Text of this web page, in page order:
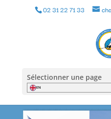
02 31 22 71 33
Sélectionner une page
EN